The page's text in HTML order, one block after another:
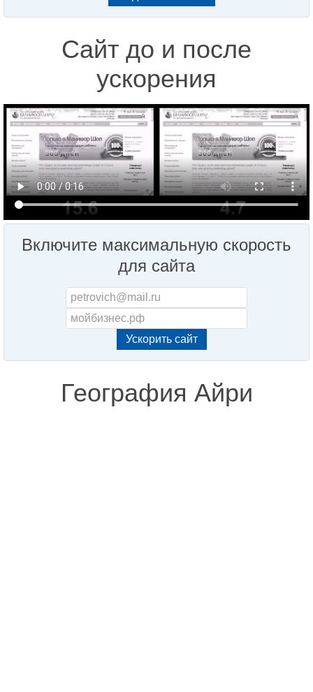
Сайт до и после
ускорения
Включите максимальную скорость
для сайта
География Айри